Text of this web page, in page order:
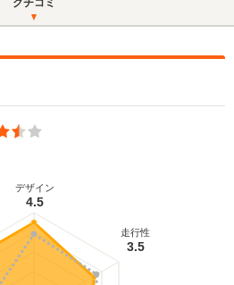
クチコミ
デザイン
4.5
走行性
3.5